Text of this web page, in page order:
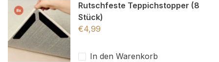
Rutschfeste Teppichstopper (8
Stück)
€4,99
In den Warenkorb